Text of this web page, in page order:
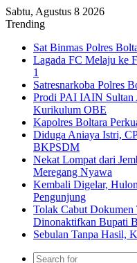
Sabtu, Agustus 8 2026
Trending
Sat Binmas Polres
Lagada FC Melaju ke
1
Satresnarkoba Polres
Prodi PAI IAIN Sultan
Kurikulum OBE
Kapolres Boltara
Diduga Aniaya Istri,
BKPSDM
Nekat Lompat dari
Meregang Nyawa
Kembali Digelar,
Pengunjung
Tolak Cabut Dokumen
Dinonaktifkan Bupati
Sebulan Tanpa Hasil,